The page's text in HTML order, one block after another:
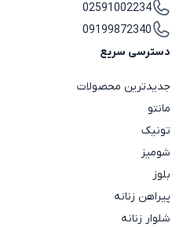
02591002234
09199872340
دسترسی سریع
جدیدترین محصولات
مانتو
تونیک
شومیز
بلوز
پیراهن زنانه
شلوار زنانه